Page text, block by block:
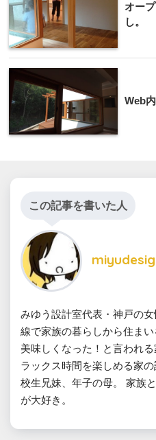
オー
し。
Web
この記事を書いた人
みゆう設計室代表・神戸の
線で家族の暮らしから住ま
美味しくなった！と言われ
ラックス時間を楽しめる家
校生兄妹、年子の母。 家族
が大好き。